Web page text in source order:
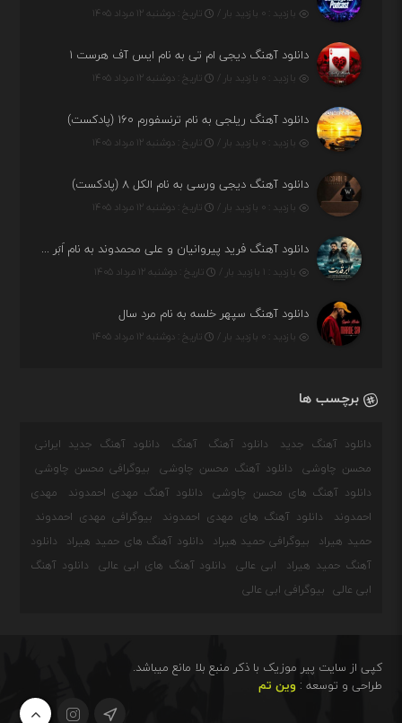
بازدید : ۰ بازدید بار / تاریخ : دوشنبه ۱۲ مرداد ۱۴۰۵
دانلود آهنگ دیجی ام تی به نام ایس آف هرست ۱
بازدید : ۰ بازدید بار / تاریخ : دوشنبه ۱۲ مرداد ۱۴۰۵
دانلود آهنگ ریلجی به نام ترنسفورم ۱۶۰ (پادکست)
بازدید : ۰ بازدید بار / تاریخ : دوشنبه ۱۲ مرداد ۱۴۰۵
دانلود آهنگ دیجی ورسی به نام الکل ۸ (پادکست)
بازدید : ۰ بازدید بار / تاریخ : دوشنبه ۱۲ مرداد ۱۴۰۵
دانلود آهنگ فرید پیروانیان و علی محمدوند به نام اَبَر قدرت
بازدید : ۱ بازدید بار / تاریخ : دوشنبه ۱۲ مرداد ۱۴۰۵
دانلود آهنگ سپهر خلسه به نام مرد سال
بازدید : ۰ بازدید بار / تاریخ : دوشنبه ۱۲ مرداد ۱۴۰۵
برچسب ها
دانلود آهنگ جدید دانلود آهنگ آهنگ
دانلود آهنگ جدید ایرانی
محسن چاوشی
دانلود آهنگ محسن چاوشی
بیوگرافی محسن چاوشی
دانلود آهنگ های محسن چاوشی
دانلود آهنگ مهدی احمدوند
مهدی
احمدوند
دانلود آهنگ های مهدی احمدوند
بیوگرافی مهدی احمدوند
حمید هیراد
بیوگرافی حمید هیراد دانلود آهنگ های حمید هیراد
دانلود
آهنگ حمید هیراد
ابی عالی دانلود آهنگ های ابی عالی
دانلود آهنگ
ابی عالی
بیوگرافی ابی عالی
کپی از سایت پیر موزیک با ذکر منبع بلا مانع میباشد.
طراحی و توسعه :وین تم